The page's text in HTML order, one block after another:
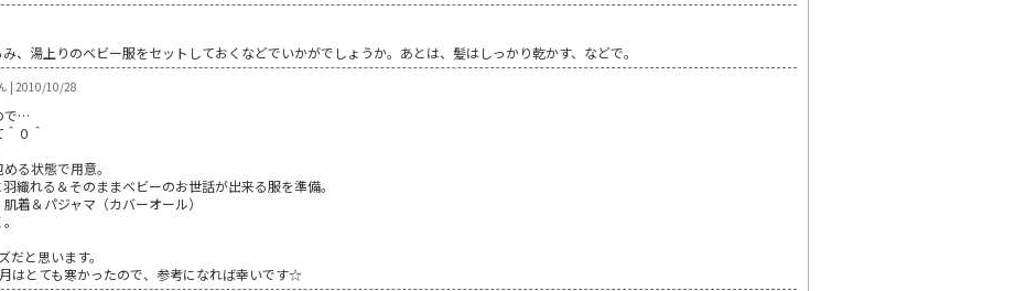
、湯上りのベビー服をセットしておくなどでいかがでしょうか。あとは、髪はしっかり乾かす、などで。
| 2010/10/28
で…
０＾
る状態で用意。
織れる＆そのままベビーのお世話が出来る服を準備。
着＆パジャマ（カバーオール）
だと思います。
はとても寒かったので、参考になれば幸いです☆